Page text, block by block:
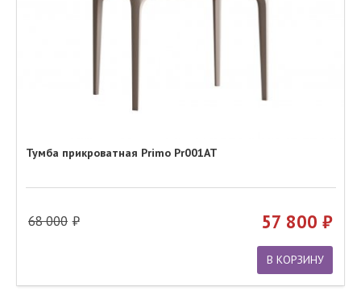
Тумба прикроватная Primo Pr001AT
68 000 57 800
В КОРЗИНУ